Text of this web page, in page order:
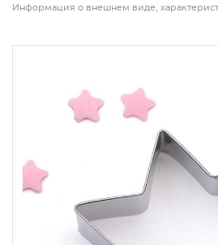
Информация о внешнем виде,